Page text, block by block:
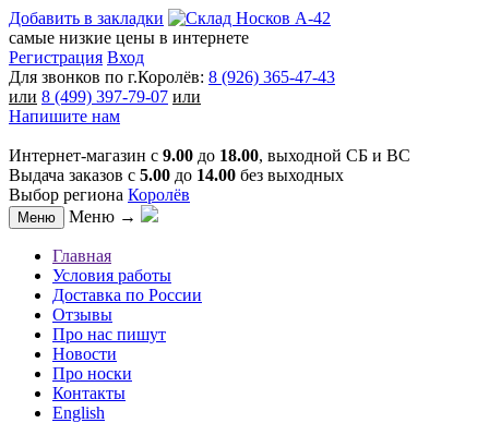
Добавить в закладки
самые низкие цены в интернете
Регистрация Вход
Для звонков по г.Королёв: 8 (926) 365-47-43
или 8 (499) 397-79-07 или
Напишите нам
Интернет-магазин с 9.00 до 18.00, выходной СБ и ВС
Выдача заказов с 5.00 до 14.00 без выходных
Выбор региона Королёв
Меню Меню →
Главная
Условия работы
Доставка по России
Отзывы
Про нас пишут
Новости
Про носки
Контакты
English